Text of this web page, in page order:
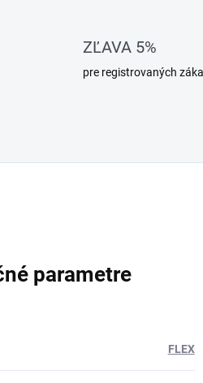
ZĽAVA 5%
pre registrovaných
parametre
FLEX